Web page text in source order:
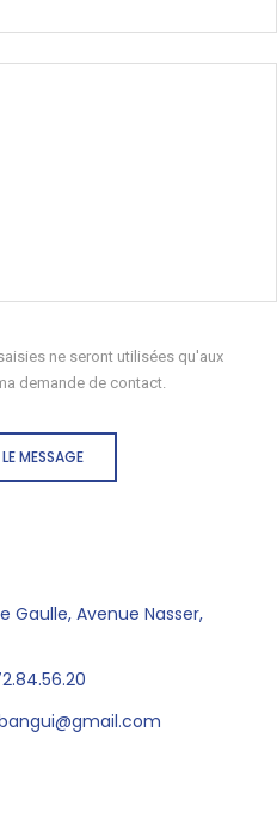
ne seront utilisées qu'aux
demande de contact.
MESSAGE
Gaulle, Avenue Nasser,